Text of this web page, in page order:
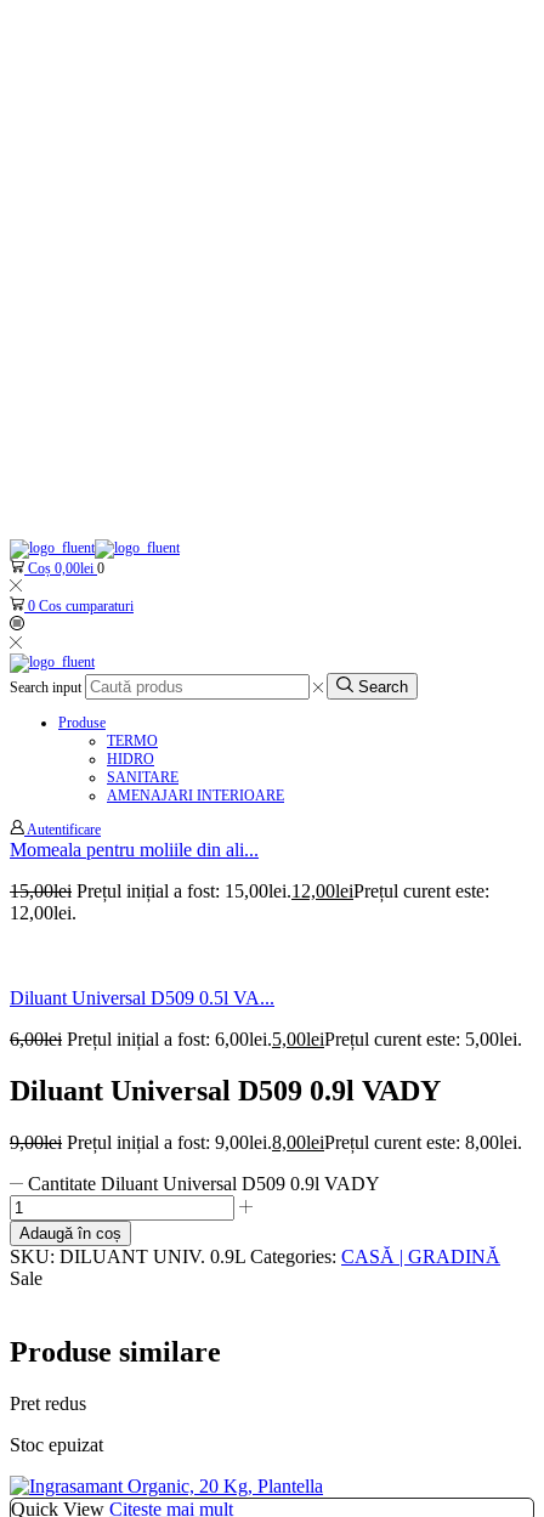
Coș 0,00lei 0
0 Cos cumparaturi
Search input Search
Produse
TERMO
HIDRO
SANITARE
AMENAJARI INTERIOARE
Autentificare
Momeala pentru moliile din ali...
15,00lei Prețul inițial a fost: 15,00lei.12,00leiPrețul curent este:
12,00lei.
Diluant Universal D509 0.5l VA...
6,00lei Prețul inițial a fost: 6,00lei.5,00leiPrețul curent este: 5,00lei.
Diluant Universal D509 0.9l VADY
9,00lei Prețul inițial a fost: 9,00lei.8,00leiPrețul curent este: 8,00lei.
Cantitate Diluant Universal D509 0.9l VADY
Adaugă în coș
SKU: DILUANT UNIV. 0.9L Categories: CASĂ | GRADINĂ
Sale
Produse similare
Pret redus
Stoc epuizat
Quick View Citește mai mult